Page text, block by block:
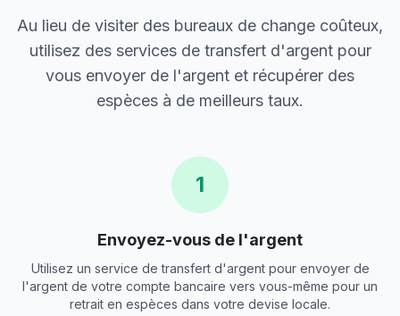
Au lieu de visiter des bureaux de change coûteux,
utilisez des services de transfert d'argent pour
vous envoyer de l'argent et récupérer des
espèces à de meilleurs taux.
1
Envoyez-vous de l'argent
Utilisez un service de transfert d'argent pour envoyer de
l'argent de votre compte bancaire vers vous-même pour un
retrait en espèces dans votre devise locale.